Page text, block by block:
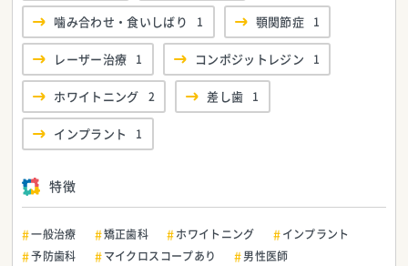
噛み合わせ・食いしばり 1 顎関節症 1
レーザー治療 1 コンポジットレジン 1
ホワイトニング 2 差し歯 1
インプラント 1
特徴
一般治療 矯正歯科 ホワイトニング
インプラント
予防歯科
マイクロスコープあり
男性医師